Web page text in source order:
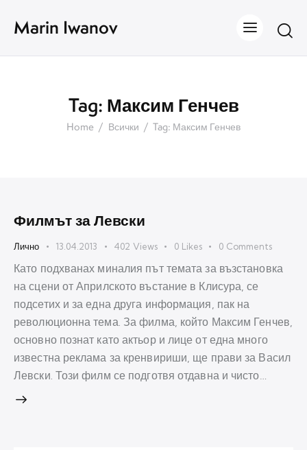
Marin Iwanov
Tag: Максим Генчев
Home Всички Tag: Максим Генчев
Филмът за Левски
Лично 13.04.2013 402 Views 0 Likes 0 Comments
Като подхванах миналия път темата за възстановка
на сцени от Априлското въстание в Клисура, се
подсетих и за една друга информация, пак на
революционна тема. За филма, който Максим Генчев,
основно познат като актьор и лице от една много
известна реклама за кренвириши, ще прави за Васил
Левски. Този филм се подготвя отдавна и чисто…